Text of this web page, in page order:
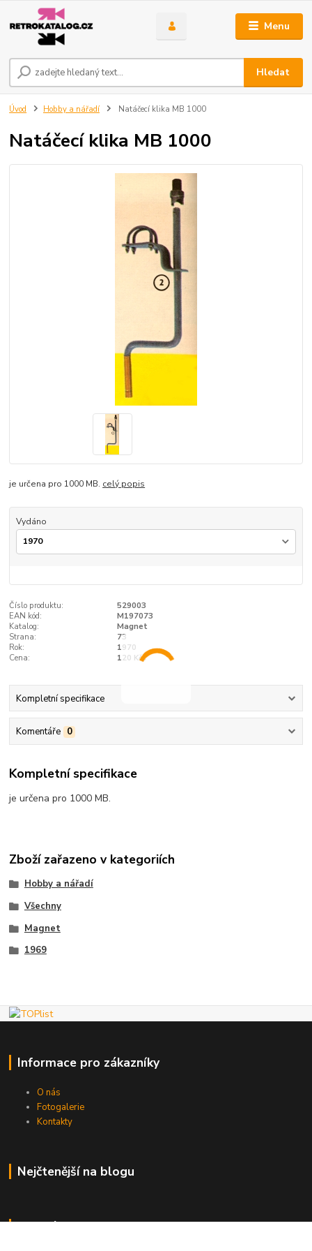
Menu
Hledat
Úvod Hobby a nářadí Natáčecí klika MB 1000
Natáčecí klika MB 1000
je určena pro 1000 MB. celý popis
Vydáno
Číslo produktu:
529003
EAN kód:
M197073
Katalog:
Magnet
Strana:
73
Rok:
1970
Cena:
120 Kčs
Kompletní specifikace
Komentáře 0
Kompletní specifikace
je určena pro 1000 MB.
Zboží zařazeno v kategoriích
Hobby a nářadí
Všechny
Magnet
1969
Informace pro zákazníky
O nás
Fotogalerie
Kontakty
Nejčtenější na blogu
Kde nás najdete